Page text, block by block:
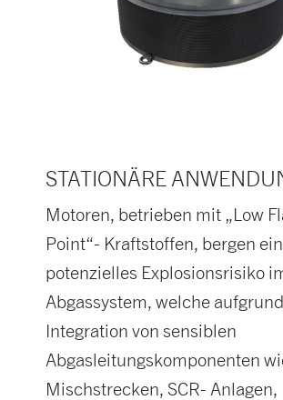
STATIONÄRE
Motoren, betrieben mit „Low
Point“- Kraftstoffen, bergen ein
potenzielles Explosionsrisiko
Abgassystem, welche
Integration von sensiblen
Abgasleitungskomponenten
Mischstrecken, SCR- Anlagen,